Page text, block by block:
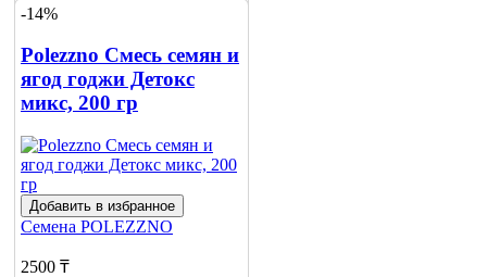
-14%
Polezzno Смесь семян и
ягод годжи Детокс
микс, 200 гр
Добавить в избранное
Семена POLEZZNO
2500 ₸